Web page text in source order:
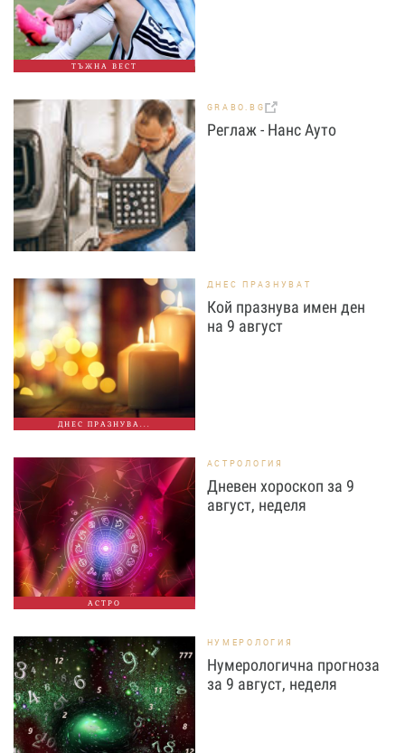
ТЪЖНА ВЕСТ
GRABO.BG
Реглаж - Нанс Ауто
ДНЕС ПРАЗНУВА...
ДНЕС ПРАЗНУВАТ
Кой празнува имен ден
на 9 август
АСТРО
АСТРОЛОГИЯ
Дневен хороскоп за 9
август, неделя
НУМЕРОЛОГИЯ
Нумерологична прогноза
за 9 август, неделя